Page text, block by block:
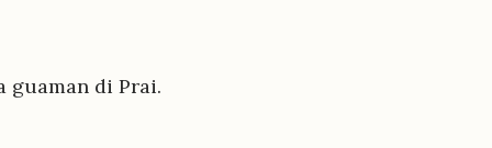
guaman di Prai.